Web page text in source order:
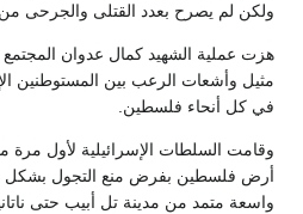
ولكن لم يصرح بعدد القتلى والجرحى من
هزت عملية الشهيد كمال عدوان
مثيل وأشعات الرعب بين المستوطنين
في كل أنحاء فلسطين.
وقامت السلطات الإسرائيلية لأول مرة
أرض فلسطين بفرض منع التجول بشكل
واسعة متمد من مدينة تل أبيب حتى